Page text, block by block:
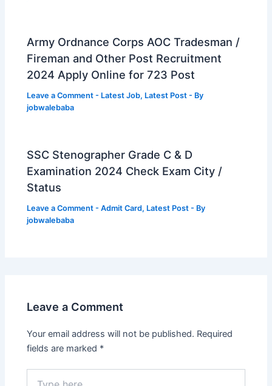
Army Ordnance Corps AOC Tradesman /
Fireman and Other Post Recruitment
2024 Apply Online for 723 Post
Leave a Comment - Latest Job, Latest Post - By
jobwalebaba
SSC Stenographer Grade C & D
Examination 2024 Check Exam City /
Status
Leave a Comment -Admit Card, Latest Post - By
jobwalebaba
Leave a Comment
Your email address will not be published. Required
fields are marked *